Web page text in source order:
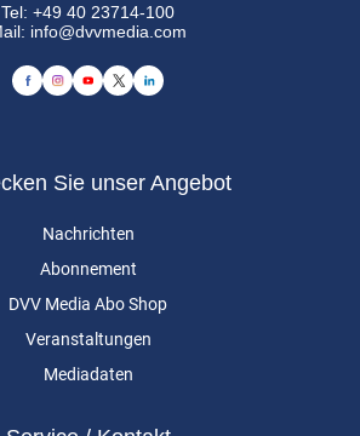
Tel:+49 40 23714-100
info@dvvmedia.com
Sie unser Angebot
Nachrichten
Abonnement
DVV Media Abo Shop
Veranstaltungen
Mediadaten